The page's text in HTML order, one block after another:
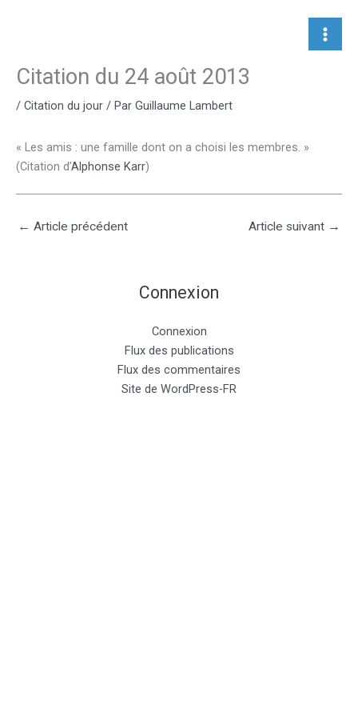
Citation du 24 août 2013
/ Citation du jour / Par Guillaume Lambert
« Les amis : une famille dont on a choisi les membres. »
(Citation d’Alphonse Karr)
← Article précédent Article suivant →
Connexion
Connexion
Flux des publications
Flux des commentaires
Site de WordPress-FR